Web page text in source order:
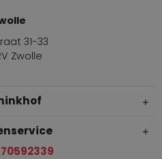
31-33
Zwolle